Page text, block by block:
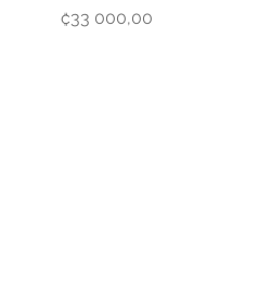
Vista rápida
Precio
₡33 000,00